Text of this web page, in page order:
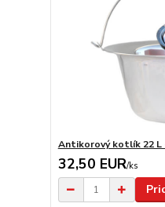
Antikorový kotlík 22 L
32,50 EUR/ks